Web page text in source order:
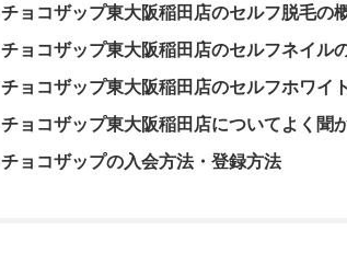
チョコザップ東大阪稲田店のセルフ脱毛の
チョコザップ東大阪稲田店のセルフネイル
チョコザップ東大阪稲田店のセルフホワイ
チョコザップ東大阪稲田店についてよく聞
チョコザップの入会方法・登録方法